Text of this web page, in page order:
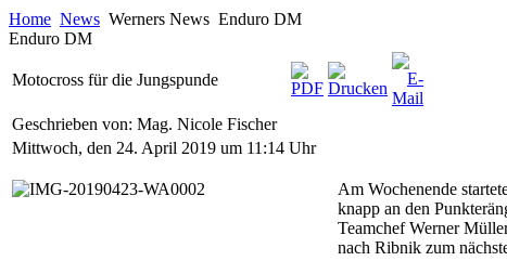
Home News Werners News Enduro DM
Enduro DM
Motocross für die Jungspunde
Geschrieben von: Mag. Nicole Fischer
Mittwoch, den 24. April 2019 um 11:14 Uhr
Am Wochenende
knapp an den
Teamchef Werner
nach Ribnik zum